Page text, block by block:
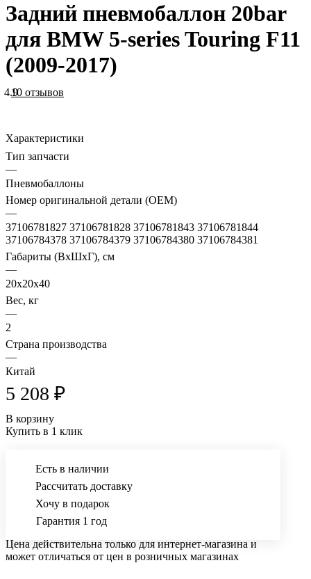
Задний пневмобаллон 20bar
для BMW 5-series Touring F11
(2009-2017)
4.910 отзывов
Характеристики
Тип запчасти
—
Пневмобаллоны
Номер оригинальной детали (OEM)
—
37106781827 37106781828 37106781843 37106781844
37106784378 37106784379 37106784380 37106784381
Габариты (ВхШхГ), см
—
20x20x40
Вес, кг
—
2
Страна производства
—
Китай
5 208 ₽
В корзину
Купить в 1 клик
Есть в наличии
Рассчитать доставку
Хочу в подарок
Гарантия 1 год
Цена действительна только для интернет-магазина и
может отличаться от цен в розничных магазинах